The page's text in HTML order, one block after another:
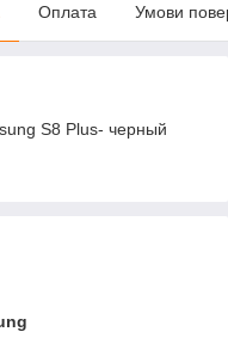
Оплата Умови
S8 Plus- черный